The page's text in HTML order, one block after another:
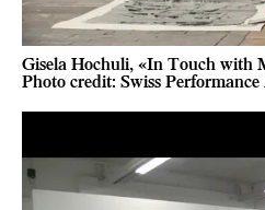
Gisela Hochuli, «In Touch with
Photo credit: Swiss